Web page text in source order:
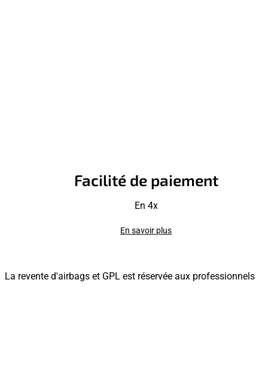
Facilité de paiement
En 4x
En savoir plus
La revente d'airbags et GPL est réservée aux professionnels